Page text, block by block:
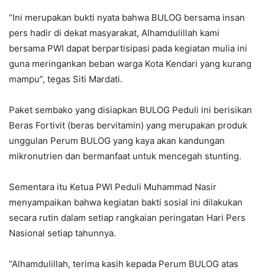
“Ini merupakan bukti nyata bahwa BULOG bersama insan
pers hadir di dekat masyarakat, Alhamdulillah kami
bersama PWI dapat berpartisipasi pada kegiatan mulia ini
guna meringankan beban warga Kota Kendari yang kurang
mampu”, tegas Siti Mardati.
Paket sembako yang disiapkan BULOG Peduli ini berisikan
Beras Fortivit (beras bervitamin) yang merupakan produk
unggulan Perum BULOG yang kaya akan kandungan
mikronutrien dan bermanfaat untuk mencegah stunting.
Sementara itu Ketua PWI Peduli Muhammad Nasir
menyampaikan bahwa kegiatan bakti sosial ini dilakukan
secara rutin dalam setiap rangkaian peringatan Hari Pers
Nasional setiap tahunnya.
“Alhamdulillah, terima kasih kepada Perum BULOG atas